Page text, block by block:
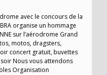
avec le concours de la
organise un hommage
sur l’aérodrome Grand
motos, dragsters,
concert gratuit, buvettes
Nous vous attendons
Organisation